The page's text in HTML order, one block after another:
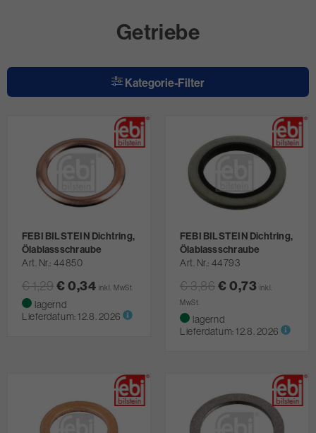
Getriebe
Kategorie-Filter
FEBI BILSTEIN Dichtring,
Ölablassschraube
Art. Nr. 44850
€ 1,29€ 0,34 inkl. MwSt.
lagernd
Lieferdatum:12.8. 2026
FEBI BILSTEIN Dichtring,
Ölablassschraube
Art. Nr. 44793
€ 3,86€ 0,73 inkl.
MwSt.
lagernd
Lieferdatum:12.8. 2026